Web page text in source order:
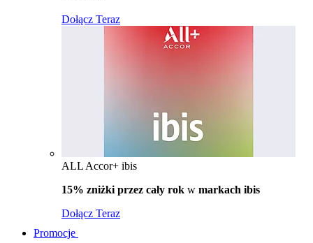
Dołącz Teraz
ALL Accor+ ibis
15% zniżki przez cały rok w markach ibis
Dołącz Teraz
Promocje